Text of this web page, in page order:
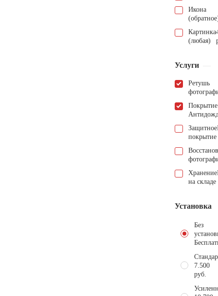
Икона
Картинка
(любая)
Услуги
Ретушь
Покрытие
Защитное
покрытие
Хранение
на складе
Установка
Без
7.500
руб.